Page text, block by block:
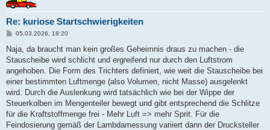
Re: kuriose Startschwierigkeiten
B
i
r
a
g
05.03.2026, 18:20
Naja, da braucht man kein großes Geheimnis draus zu machen - die
Stauscheibe wird schlicht und ergreifend nur durch den Luftstrom
angehoben. Die Form des Trichters definiert, wie weit die Stauscheibe bei
einer bestimmten Luftmenge (also Volumen, nicht Masse) ausgelenkt
wird. Durch die Auslenkung wird tatsächlich wie bei der Wippe der
Steuerkolben im Mengenteiler bewegt und gibt entsprechend die Schlitze
für die Kraftstoffmenge frei - Mehr Luft => mehr Sprit. Für die
Feindosierung gemäß der Lambdamessung variiert dann der Drucksteller